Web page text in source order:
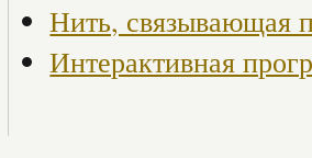
Нить, связывающая
Интерактивная